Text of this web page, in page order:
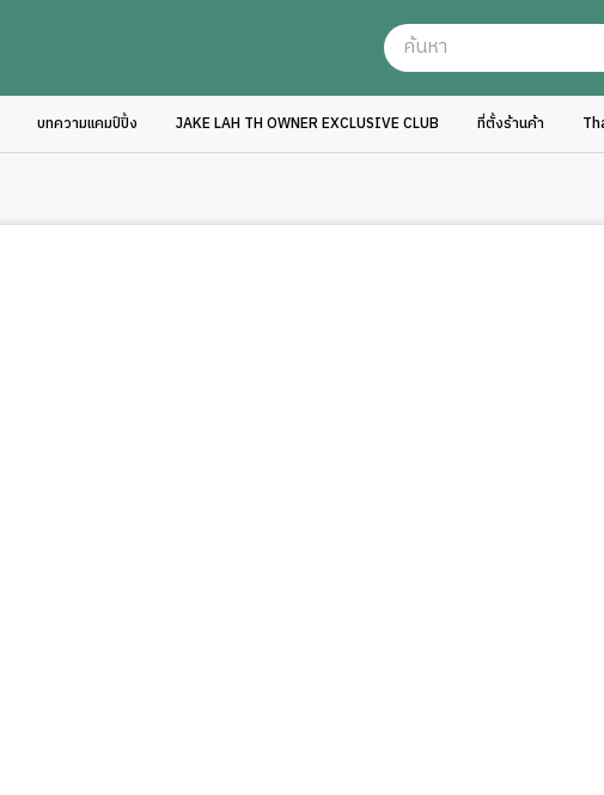
บทความแคมป์ปิ้ง JAKE LAH TH OWNER EXCLUSIVE CLUB ที่ตั้งร้านค้า